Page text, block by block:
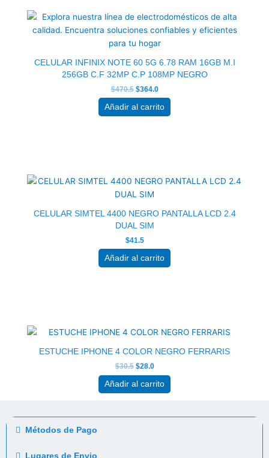
CELULAR INFINIX NOTE 60 5G 6.78 RAM 16GB M.I
256GB C.F 32MP C.P 108MP NEGRO
$470.5
original
era:
$470.5.
$364.0
actual
es:
$364.0.
Añadir al carrito
CELULAR SIMTEL 4400 NEGRO PANTALLA LCD 2.4
DUAL SIM
$41.5
Añadir al carrito
ESTUCHE IPHONE 4 COLOR NEGRO FERRARIS
$30.5
original
era:
$30.5.
$28.0
actual
es:
$28.0.
Añadir al carrito
Métodos de Pago
Lugares de Envio